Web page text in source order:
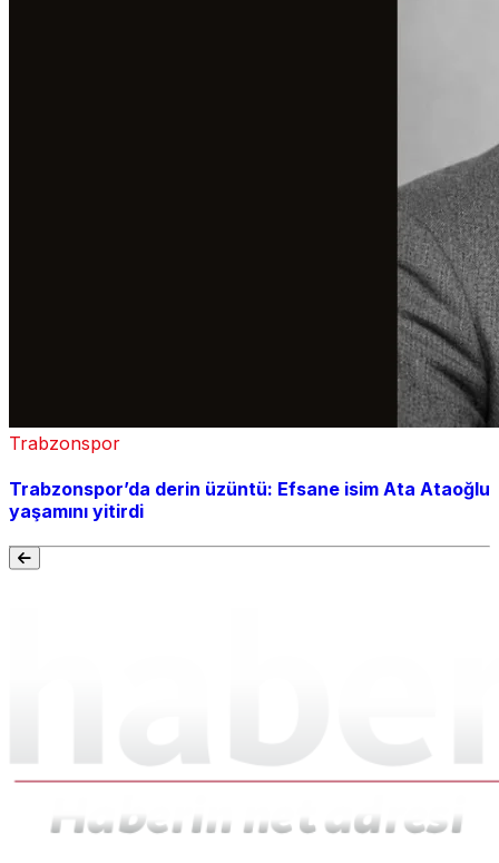
Trabzonspor
Trabzonspor’da derin üzüntü: Efsane isim Ata Ataoğlu
yaşamını yitirdi